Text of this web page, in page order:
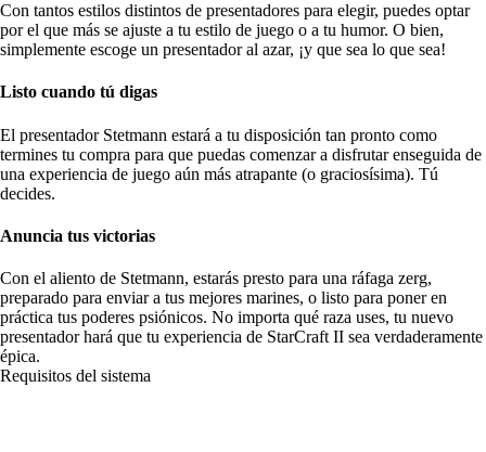
Con tantos estilos distintos de presentadores para elegir, puedes optar
por el que más se ajuste a tu estilo de juego o a tu humor. O bien,
simplemente escoge un presentador al azar, ¡y que sea lo que sea!
Listo cuando tú digas
El presentador Stetmann estará a tu disposición tan pronto como
termines tu compra para que puedas comenzar a disfrutar enseguida de
una experiencia de juego aún más atrapante (o graciosísima). Tú
decides.
Anuncia tus victorias
Con el aliento de Stetmann, estarás presto para una ráfaga zerg,
preparado para enviar a tus mejores marines, o listo para poner en
práctica tus poderes psiónicos. No importa qué raza uses, tu nuevo
presentador hará que tu experiencia de StarCraft II sea verdaderamente
épica.
Requisitos del sistema